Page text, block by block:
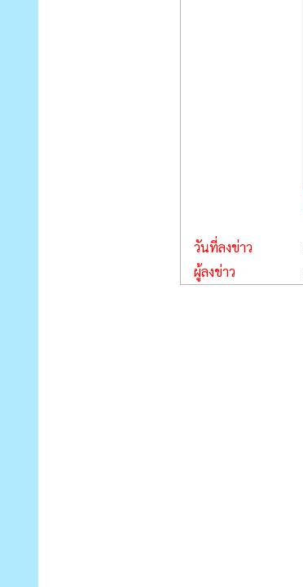
วันที่ลงข่าว
ผู้ลงข่าว